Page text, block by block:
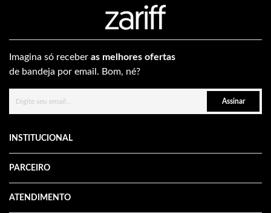
Imagina só receber as melhores ofertas
de bandeja por email. Bom, né?
Assinar
INSTITUCIONAL
PARCEIRO
ATENDIMENTO